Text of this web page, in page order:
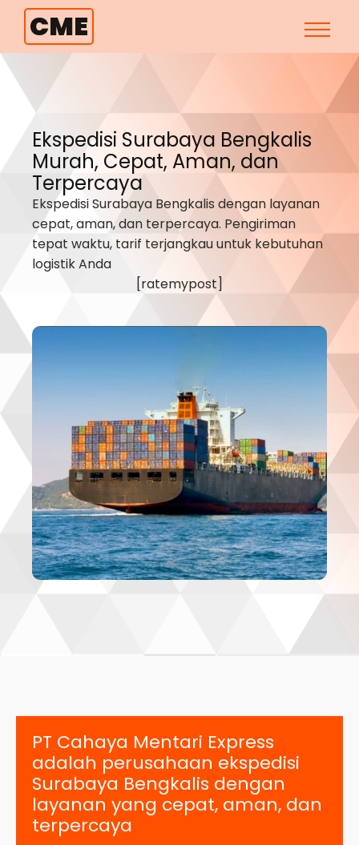
CME
Ekspedisi Surabaya Bengkalis
Murah, Cepat, Aman, dan
Terpercaya
Ekspedisi Surabaya Bengkalis dengan layanan
cepat, aman, dan terpercaya. Pengiriman
tepat waktu, tarif terjangkau untuk kebutuhan
logistik Anda
[ratemypost]
PT Cahaya Mentari Express
adalah perusahaan ekspedisi
Surabaya Bengkalis dengan
layanan yang cepat, aman, dan
terpercaya